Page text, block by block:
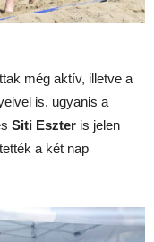
még aktív, illetve a
is, ugyanis a
Siti Eszter is jelen
a két nap